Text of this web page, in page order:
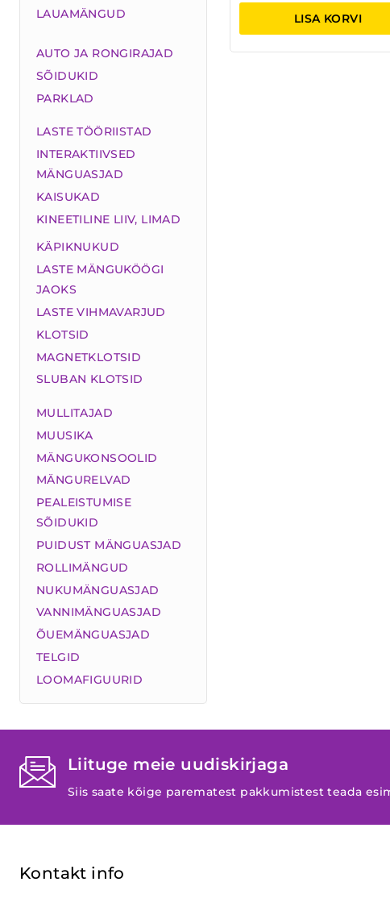
LISA KORVI
LAUAMÄNGUD
AUTO JA RONGIRAJAD
SÕIDUKID
PARKLAD
LASTE TÖÖRIISTAD
INTERAKTIIVSED
MÄNGUASJAD
KAISUKAD
KINEETILINE LIIV, LIMAD
KÄPIKNUKUD
LASTE MÄNGUKÖÖGI
JAOKS
LASTE VIHMAVARJUD
KLOTSID
MAGNETKLOTSID
SLUBAN KLOTSID
MULLITAJAD
MUUSIKA
MÄNGUKONSOOLID
MÄNGURELVAD
PEALEISTUMISE
SÕIDUKID
PUIDUST MÄNGUASJAD
ROLLIMÄNGUD
NUKUMÄNGUASJAD
VANNIMÄNGUASJAD
ÕUEMÄNGUASJAD
TELGID
LOOMAFIGUURID
Liituge meie uudiskirjaga
Siis saate kõige parematest pakkumistest teada
Kontakt info